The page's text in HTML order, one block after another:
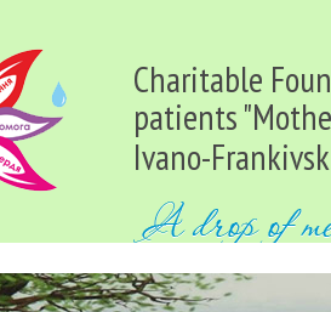
Charitable
patients
Ivano-